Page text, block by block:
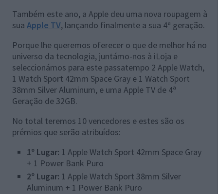
Também este ano, a Apple deu uma nova roupagem à
sua Apple TV, lançando finalmente a sua 4ª geração.
Porque lhe queremos oferecer o que de melhor há no
universo da tecnologia, juntámo-nos à iLoja e
seleccionámos para este passatempo 2 Apple Watch,
1 Watch Sport 42mm Space Gray e 1 Watch Sport
38mm Silver Aluminum, e uma Apple TV de 4ª
Geração de 32GB.
No total teremos 10 vencedores e estes são os
prémios que serão atribuídos:
1º Lugar: 1 Apple Watch Sport 42mm Space Gray
+ 1 Power Bank Puro
2º Lugar: 1 Apple Watch Sport 38mm Silver
Aluminum + 1 Power Bank Puro